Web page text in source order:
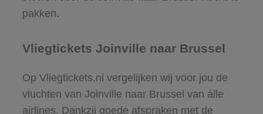
pakken.
Vliegtickets Joinville naar Brussel
Op Vliegtickets.nl vergelijken wij voor jou de
vluchten van Joinville naar Brussel van álle
airlines. Dankzij goede afspraken met de